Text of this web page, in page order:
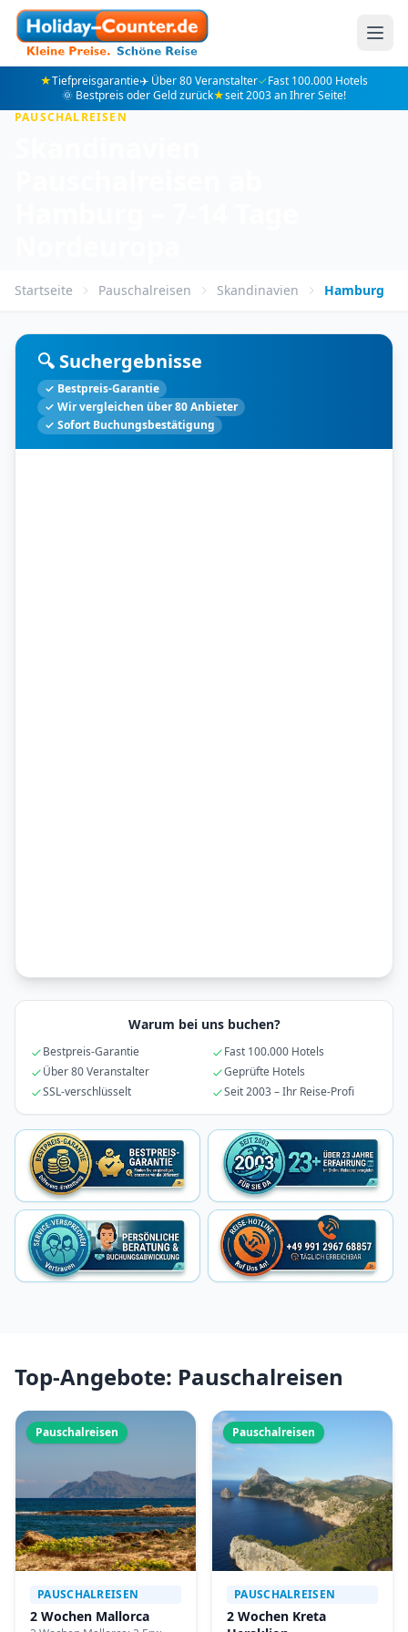
★Tiefpreisgarantie✈️ Über 80 Veranstalter✓Fast 100.000 Hotels
🌞 Bestpreis oder Geld zurück★seit 2003 an Ihrer Seite!
PAUSCHALREISEN
Startseite Pauschalreisen Skandinavien Hamburg
🔍 Suchergebnisse
✓ Bestpreis-Garantie
✓ Wir vergleichen über 80 Anbieter
✓ Sofort Buchungsbestätigung
Warum bei uns buchen?
Bestpreis-Garantie
Fast 100.000 Hotels
Über 80 Veranstalter
Geprüfte Hotels
SSL-verschlüsselt
Seit 2003 – Ihr Reise-Profi
Top-Angebote: Pauschalreisen
Pauschalreisen
PAUSCHALREISEN
2 Wochen Mallorca
Pauschalreisen
PAUSCHALREISEN
2 Wochen Kreta